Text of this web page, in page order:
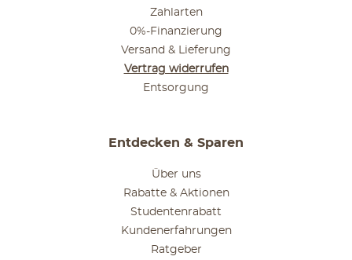
Zahlarten
0%-Finanzierung
Versand & Lieferung
Vertrag widerrufen
Entsorgung
Entdecken & Sparen
Über uns
Rabatte & Aktionen
Studentenrabatt
Kundenerfahrungen
Ratgeber